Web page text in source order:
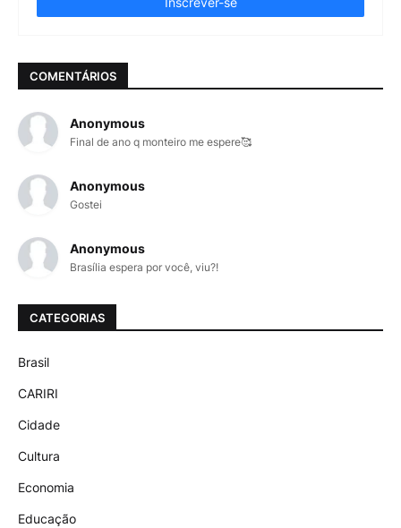
COMENTÁRIOS
Anonymous
Final de ano q monteiro me espere🥰
Anonymous
Gostei
Anonymous
Brasília espera por você, viu?!
CATEGORIAS
Brasil
CARIRI
Cidade
Cultura
Economia
Educação